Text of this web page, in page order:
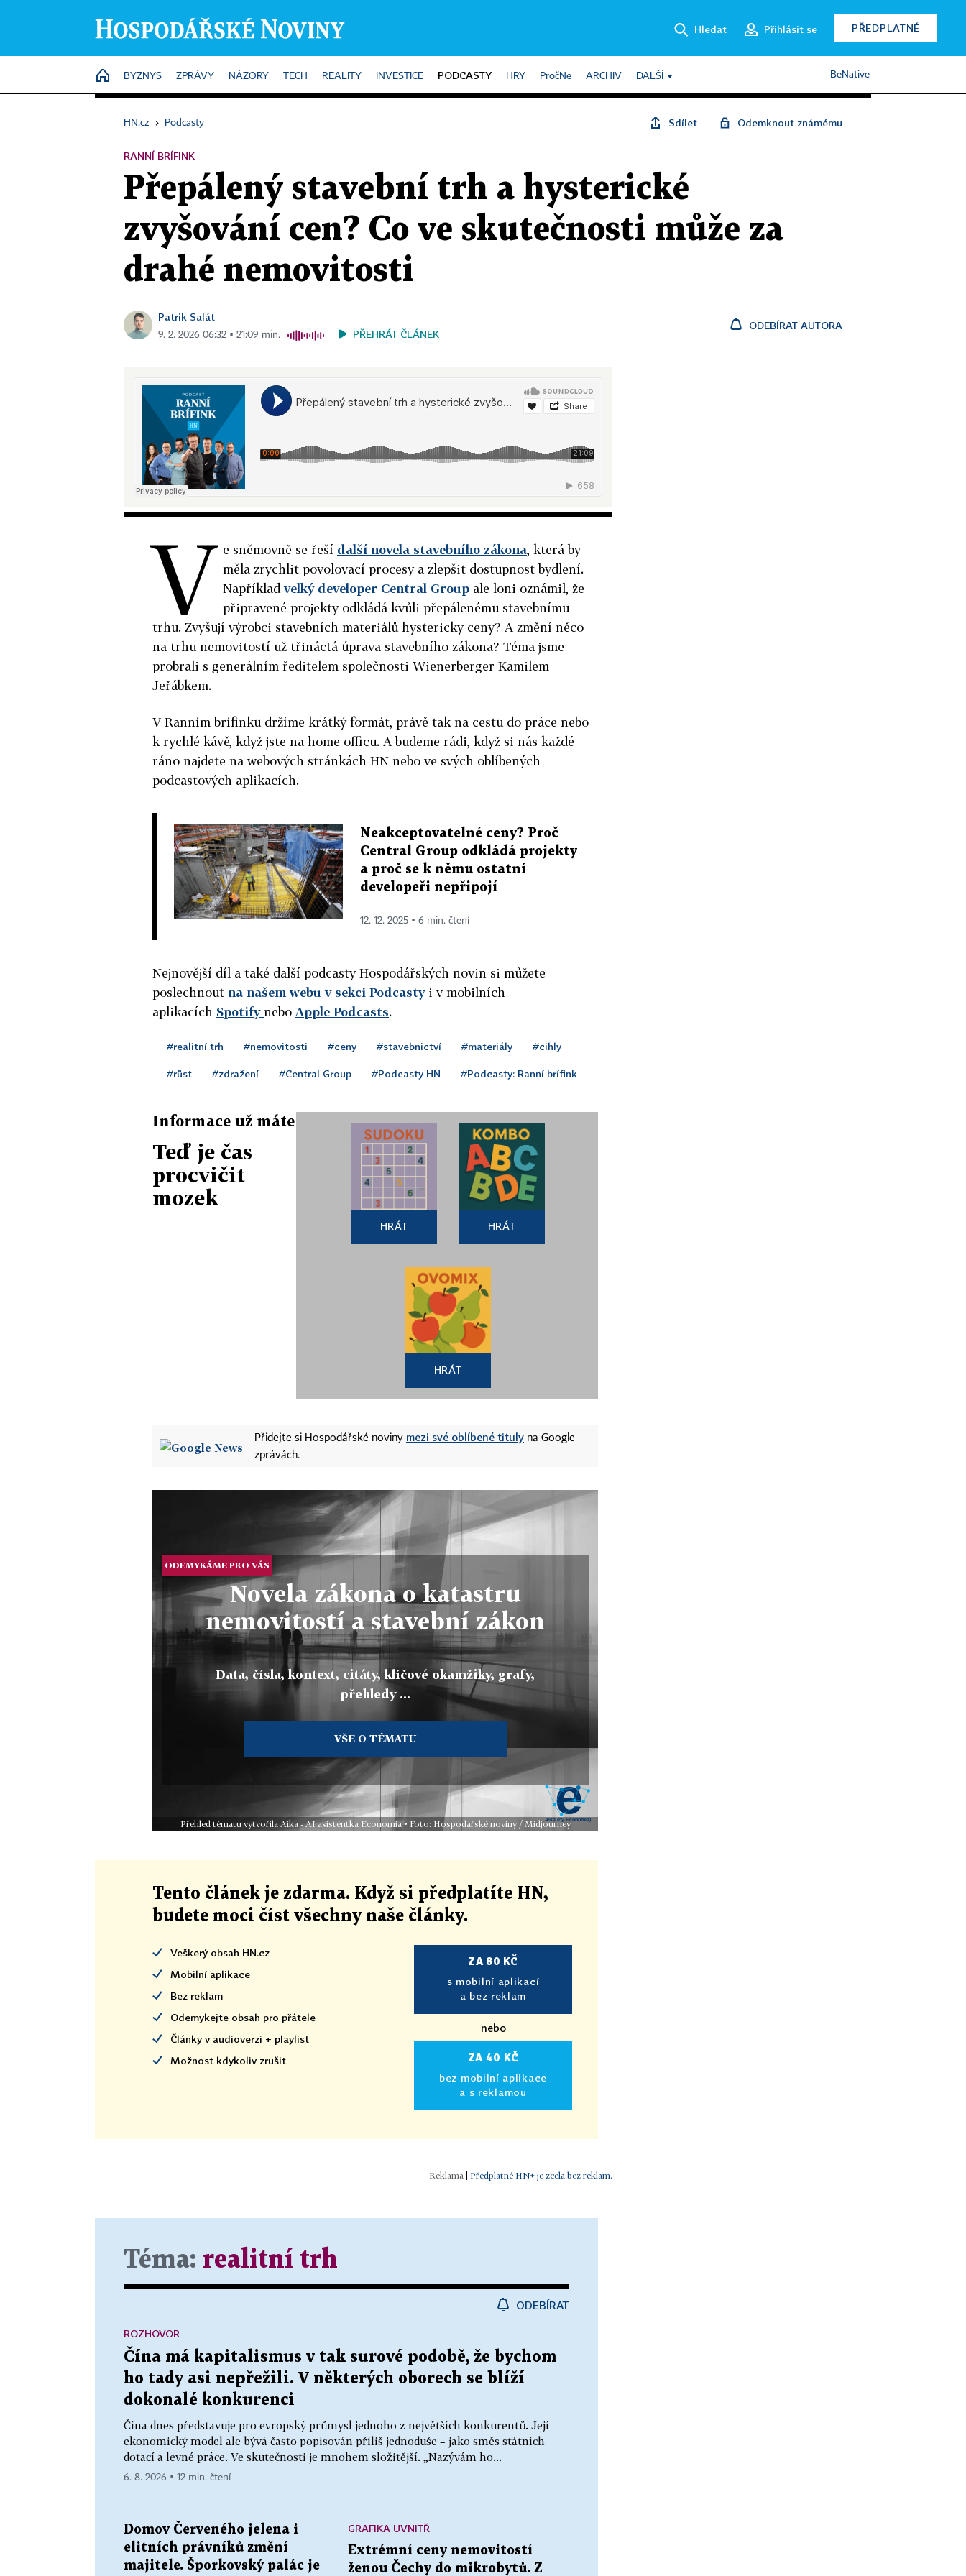
Hledat Přihlásit se PŘEDPLATNÉ
HOME
BYZNYS ZPRÁVY NÁZORY TECH REALITY INVESTICE PODCASTY HRY PročNe ARCHIV DALŠÍ BeNative
HN.cz › Podcasty Sdílet Odemknout známému
RANNÍ BRÍFINK
Přepálený stavební trh a hysterické
zvyšování cen? Co ve skutečnosti může za
drahé nemovitosti
Patrik Salát
9. 2. 2026 06:32 ▪ 21:09 min. PŘEHRÁT ČLÁNEK
ODEBÍRAT AUTORA
V e sněmovně se řeší další novela stavebního zákona, která by
měla zrychlit povolovací procesy a zlepšit dostupnost bydlení.
Napříkladvelký developer Central Group ale loni oznámil, že
připravené projekty odkládá kvůli přepálenému stavebnímu
trhu. Zvyšují výrobci stavebních materiálů hystericky ceny? A změní něco
na trhu nemovitostí už třináctá úprava stavebního zákona? Téma jsme
probrali s generálním ředitelem společnosti Wienerberger Kamilem
Jeřábkem.
V Ranním brífinku držíme krátký formát, právě tak na cestu do práce nebo
k rychlé kávě, když jste na home officu. A budeme rádi, když si nás každé
ráno najdete na webových stránkách HN nebo ve svých oblíbených
podcastových aplikacích.
Neakceptovatelné ceny? Proč
Central Group odkládá projekty
a proč se k němu ostatní
developeři nepřipojí
12. 12. 2025 ▪ 6 min. čtení
Nejnovější díl a také další podcasty Hospodářských novin si můžete
poslechnout na našem webu v sekci Podcastyi v mobilních
aplikacích Spotifynebo Apple Podcasts.
#realitní trh #nemovitosti #ceny #stavebnictví #materiály #cihly
#růst #zdražení #Central Group #Podcasty HN #Podcasty: Ranní brífink
Informace už máte
Teď je čas
procvičit
mozek
HRÁT HRÁT
HRÁT
Přidejte si Hospodářské noviny mezi své oblíbené tituly na Google
zprávách.
ODEMYKÁME PRO VÁS
Novela zákona o katastru
nemovitostí a stavební zákon
Data, čísla, kontext, citáty, klíčové okamžiky, grafy,
přehledy ...
VŠE O TÉMATU
Přehled tématu vytvořila Aika - AI asistentka Economia • Foto: Hospodářské noviny / Midjourney
Tento článek je zdarma. Když si předplatíte HN,
budete moci číst všechny naše články.
Veškerý obsah HN.cz
Mobilní aplikace
Bez reklam
Odemykejte obsah pro přátele
Články v audioverzi + playlist
Možnost kdykoliv zrušit
ZA 80 KČ
s mobilní aplikací
a bez reklam
nebo
ZA 40 KČ
bez mobilní aplikace
a s reklamou
Předplatné HN+ je zcela bez reklam.
Téma: realitní trh
ODEBÍRAT
Čína má kapitalismus v tak surové podobě, že bychom
ho tady asi nepřežili. V některých oborech se blíží
dokonalé konkurenci
Čína dnes představuje pro evropský průmysl jednoho z největších konkurentů. Její
ekonomický model ale bývá často popisován příliš jednoduše – jako směs státních
dotací a levné práce. Ve skutečnosti je mnohem složitější. „Nazývám ho...
ROZHOVOR
6. 8. 2026 ▪ 12 min. čtení
Domov Červeného jelena i
elitních právníků změní
majitele. Šporkovský palác je
GRAFIKA UVNITŘ
Extrémní ceny nemovitostí
ženou Čechy do mikrobytů. Z